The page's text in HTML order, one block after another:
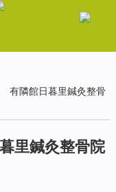
隣館日暮里鍼灸整骨
里鍼灸整骨院